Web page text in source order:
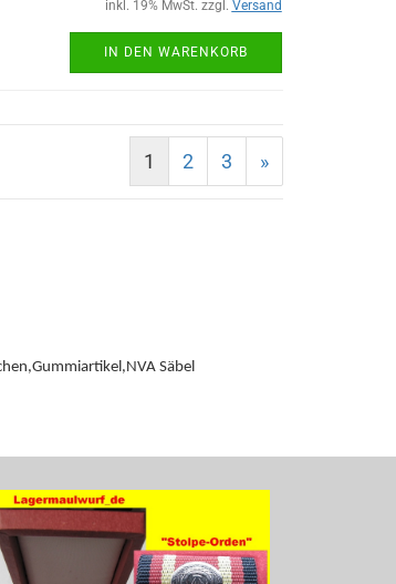
inkl. 19% MwSt. zzgl. Versand
IN DEN WARENKORB
1 2 3 »
Säbel